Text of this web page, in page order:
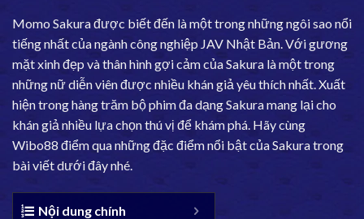
Momo Sakura được biết đến là một trong những ngôi sao nổi
tiếng nhất của ngành công nghiệp JAV Nhật Bản. Với gương
mặt xinh đẹp và thân hình gợi cảm của Sakura là một trong
những nữ diễn viên được nhiều khán giả yêu thích nhất. Xuất
hiện trong hàng trăm bộ phim đa dạng Sakura mang lại cho
khán giả nhiều lựa chọn thú vị để khám phá. Hãy cùng
Wibo88 điểm qua những đặc điểm nổi bật của Sakura trong
bài viết dưới đây nhé.
Nội dung chính